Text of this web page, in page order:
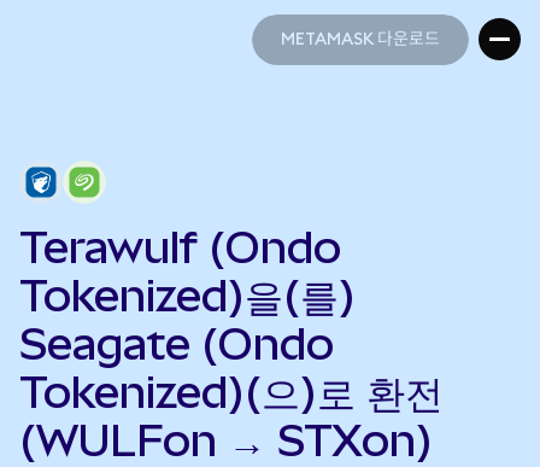
METAMASK 다운로드
Terawulf (Ondo
Tokenized)을(를)
Seagate (Ondo
Tokenized)(으)로 환전
(WULFon → STXon)